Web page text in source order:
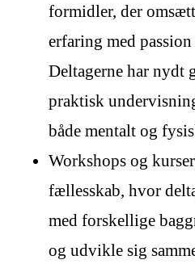
formidler, der
erfaring med
Deltagerne har nydt
praktisk
både mentalt og
Workshops og
fællesskab, hvor
med forskellige
og udvikle sig